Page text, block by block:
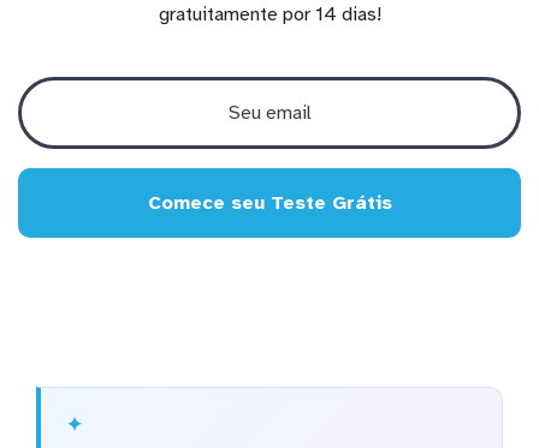
gratuitamente por 14 dias!
Comece seu Teste Grátis